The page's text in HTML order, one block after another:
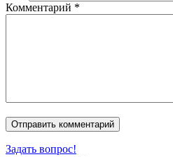
Комментарий *
Задать вопрос!